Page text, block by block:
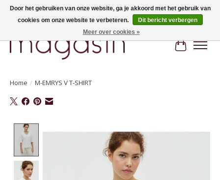
Hi, nice to meet you! Welcome to MAGASIN. Gratis verzending vanaf €100
Home / M-EMRYS V T-SHIRT
Product image slideshow Items
Door het gebruiken van onze website, ga je akkoord met het gebruik van
cookies om onze website te verbeteren.
Dit bericht verbergen
Meer over cookies »